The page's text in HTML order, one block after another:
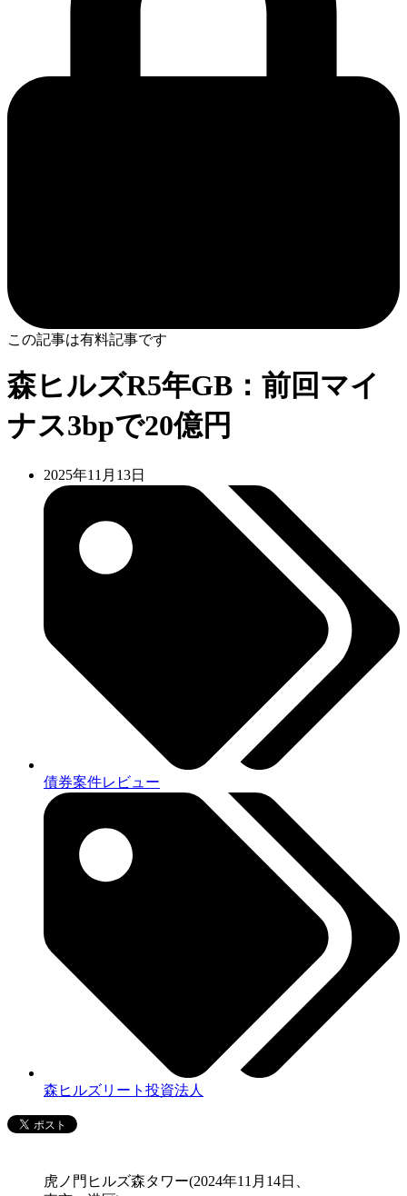
この記事は有料記事です
森ヒルズR5年GB：前回マイ
ナス3bpで20億円
2025年11月13日
債券案件レビュー
森ヒルズリート投資法人
虎ノ門ヒルズ森タワー(2024年11月14日、